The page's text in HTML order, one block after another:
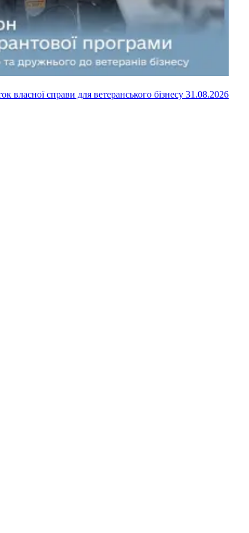
власної справи для ветеранського бізнесу 31.08.2026